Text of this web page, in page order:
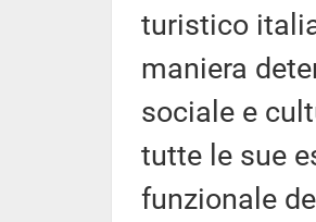
turistico
maniera
sociale e
tutte le sue
funzionale